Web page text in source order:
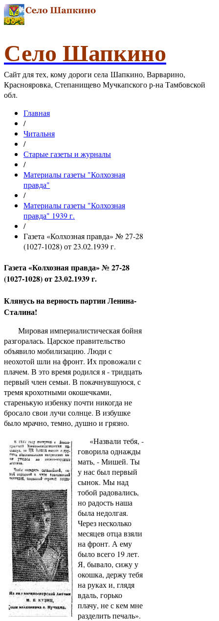
Село Шапкино
Сайт для тех, кому дороги села Шапкино, Варварино,
Краснояровка, Степанищево Мучкапского р-на Тамбовской
обл.
Главная
/
Читальня
/
Старые газеты и журналы
/
Материалы газеты "Колхозная
правда"
/
Материалы газеты "Колхозная
правда" 1939 г.
/
Газета «Колхозная правда» № 27-28
(1027-1028) от 23.02.1939 г.
Газета «Колхозная правда» № 27-28
(1027-1028) от 23.02.1939 г.
Клянусь на верность партии Ленина-
Сталина!
Мировая империалистическая бойня
разгоралась. Царское правительство
объявило мобилизацию. Люди с
неохотой шли на фронт. Их провожали с
плачем. В это время родился я - тридцать
первый член семьи. В покачнувшуюся, с
тремя крохотными окошечками,
старенькую избенку почти никогда не
бросало свои лучи солнце. В избушке
было мрачно, темно, душно и грязно.
«Назвали тебя, -
говорила однажды
мать, - Мишей. Ты
у нас был первый
сынок. Мы над
тобой радовались,
но радость наша
была недолгая.
Через несколько
месяцев отца взяли
на фронт. А ему
было всего 19 лет.
Я, бывало, сижу у
окошка, держу тебя
на руках и, глядя
вдаль, горько
плачу, не с кем мне
разделить печаль».